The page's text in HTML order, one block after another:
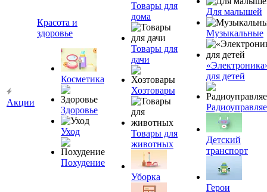
Акции
Красота и
здоровье
Косметика
Здоровье
Уход
Похудение
Товары для
дома
Товары для
дачи
Хозтовары
Товары для
животных
Уборка
Для малышей
Музыкальные
для детей
Детский
транспорт
Герои